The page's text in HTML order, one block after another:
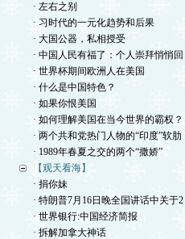
· 左右之别
· 习时代的一元化趋势和后果
· 大国公器，私相授受
· 中国人民有福了：个人崇拜悄悄回
· 世界杯期间欧洲人在美国
· 什么是中国特色？
· 如果你恨美国
· 如何理解美国在当今世界的霸权？
· 两个共和党热门人物的“印度”软肋
· 1989年春夏之交的两个“撒娇”
【观天看海】
· 捐你妹
· 特朗普7月16日晚全国讲话中关于2
· 世界银行:中国经济简报
· 拆解加拿大神话